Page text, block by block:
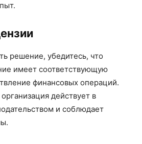
решение, убедитесь, что
имеет соответствующую
финансовых операций.
действует в
и соблюдает